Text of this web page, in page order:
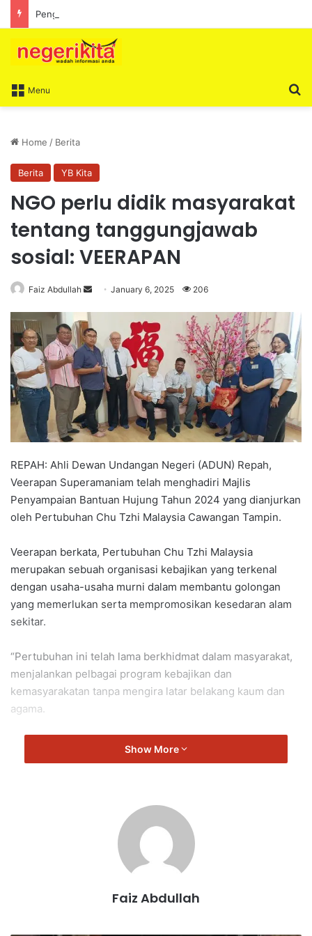
Penganjuran Formula 1 mampu bawa limpahan ekonomi
Menu
Home / Berita
Berita YB Kita
NGO perlu didik masyarakat
tentang tanggungjawab
sosial: VEERAPAN
Faiz Abdullah
d
a
n
e
m
a
i
January 6, 2025 206
REPAH: Ahli Dewan Undangan Negeri (ADUN) Repah,
Veerapan Superamaniam telah menghadiri Majlis
Penyampaian Bantuan Hujung Tahun 2024 yang dianjurkan
oleh Pertubuhan Chu Tzhi Malaysia Cawangan Tampin.
Veerapan berkata, Pertubuhan Chu Tzhi Malaysia
merupakan sebuah organisasi kebajikan yang terkenal
dengan usaha-usaha murni dalam membantu golongan
yang memerlukan serta mempromosikan kesedaran alam
sekitar.
“Pertubuhan ini telah lama berkhidmat dalam masyarakat,
menjalankan pelbagai program kebajikan dan
kemasyarakatan tanpa mengira latar belakang kaum dan
agama.
“Cawangan Tampin, khususnya, telah aktif dalam
menganjurkan pelbagai aktiviti yang bertujuan untuk
“Syabas dan tahniah kepada pertubuhan ini atas usaha
membimbing dan mendidik masyarakat tentang
kepentingan alam sekitar serta sumbangan kepada
golongan yang memerlukan,” ujar Veerapan.
Veerapan juga menekankan betapa pentingnya peranan
Show More
Faiz Abdullah